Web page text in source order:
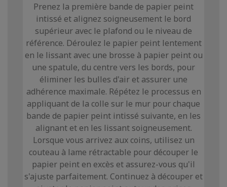
Prenez la première bande de papier peint
intissé et alignez soigneusement le bord
supérieur avec le plafond ou le niveau de
référence. Déroulez le papier peint lentement
en le lissant avec une brosse à papier peint ou
une spatule, du centre vers les bords, pour
éliminer les bulles d'air et assurer une
adhérence maximale. Répétez le processus en
appliquant de la colle sur le mur pour chaque
bande de papier peint intissé suivante, en les
alignant et en les lissant soigneusement.
Lorsque vous arrivez aux coins, utilisez un
couteau à lame rétractable pour découper le
papier peint en excès et assurez-vous qu'il
s'ajuste parfaitement. Continuez à découper et